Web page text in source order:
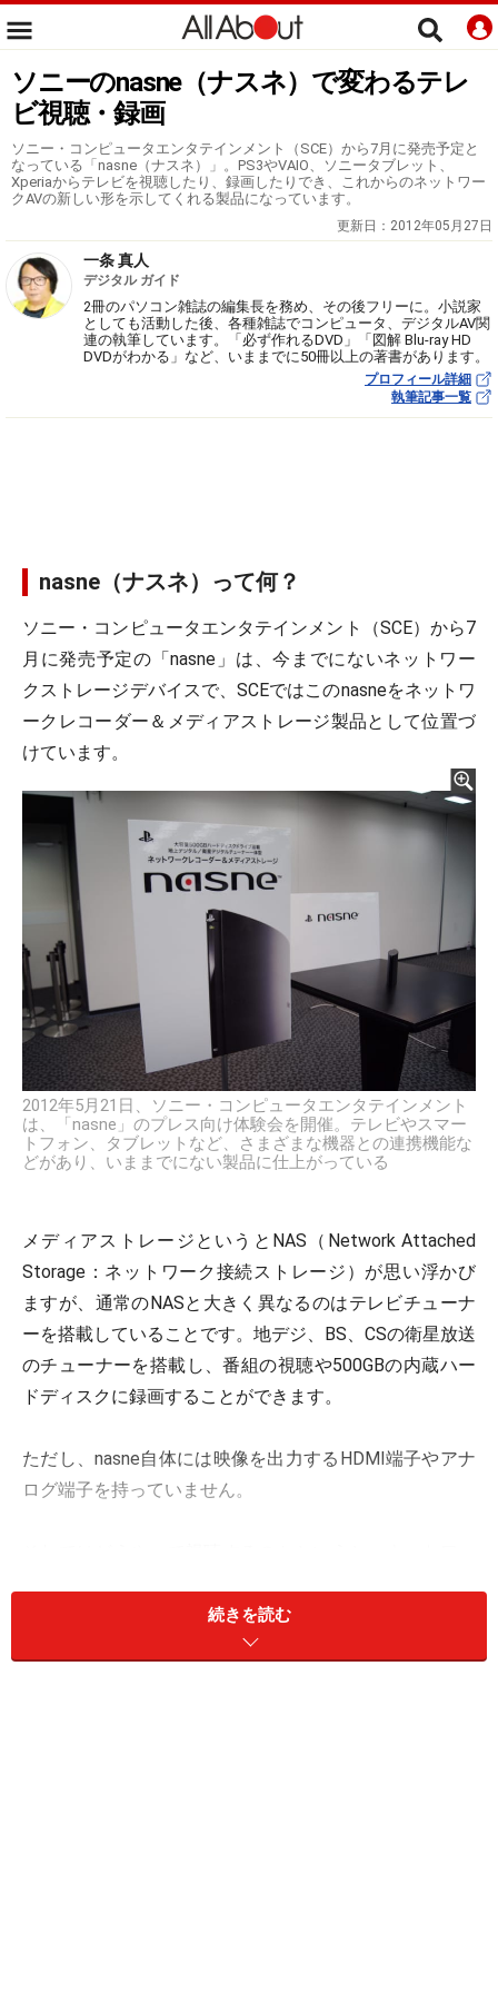
ソニーのnasne（ナスネ）で変わるテレ
ビ視聴・録画
ソニー・コンピュータエンタテインメント（SCE）から7月に発売予定と
なっている「nasne（ナスネ）」。PS3やVAIO、ソニータブレット、
Xperiaからテレビを視聴したり、録画したりでき、これからのネットワー
クAVの新しい形を示してくれる製品になっています。
更新日： 2012年05月27日
一条 真人
デジタル ガイド
2冊のパソコン雑誌の編集長を務め、その後フリーに。小説家
としても活動した後、各種雑誌でコンピュータ、デジタルAV関
連の執筆しています。「必ず作れるDVD」「図解 Blu-ray HD
DVDがわかる」など、いままでに50冊以上の著書があります。
プロフィール詳細
執筆記事一覧
nasne（ナスネ）って何？
ソニー・コンピュータエンタテインメント（SCE）から7
月に発売予定の「nasne」は、今までにないネットワー
クストレージデバイスで、SCEではこのnasneをネットワ
ークレコーダー＆メディアストレージ製品として位置づ
けています。
2012年5月21日、ソニー・コンピュータエンタテインメント
は、「nasne」のプレス向け体験会を開催。テレビやスマー
トフォン、タブレットなど、さまざまな機器との連携機能な
どがあり、いままでにない製品に仕上がっている
メディアストレージというとNAS（Network Attached
Storage：ネットワーク接続ストレージ）が思い浮かび
ますが、通常のNASと大きく異なるのはテレビチューナ
ーを搭載していることです。地デジ、BS、CSの衛星放送
のチューナーを搭載し、番組の視聴や500GBの内蔵ハー
ドディスクに録画することができます。
ただし、nasne自体には映像を出力するHDMI端子やアナ
ログ端子を持っていません。
Android端末からアクセスして視聴します。
続きを読む